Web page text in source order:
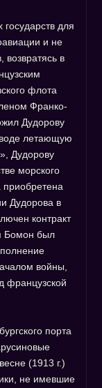
для
и не
возвратясь в
флота
Франко-
Дудорову
летающую
Дудорову
морского
Дудорова в
контракт
Бомон был
войны,
французской
порта
(1913 г.)
не имевшие